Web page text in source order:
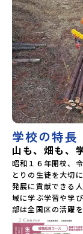
学校の特長
山も、畑も、
昭和１６年開校、
とりの生徒を大切
発展に貢献できる
域に学ぶ学習や学
部は全国区の活躍